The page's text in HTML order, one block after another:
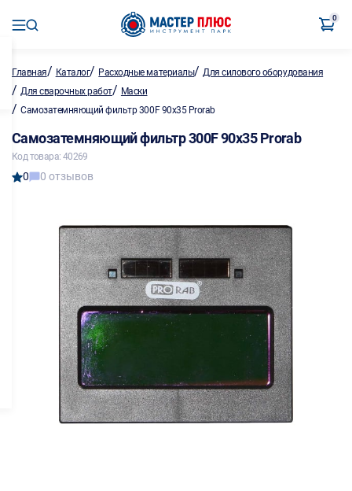
0
Главная/ Каталог/ Расходные материалы/Для силового оборудования
/ Для сварочных работ/ Маски
/ Самозатемняющий фильтр 300F 90х35 Prorab
Самозатемняющий фильтр 300F 90х35 Prorab
Код товара: 40269
0 0 отзывов